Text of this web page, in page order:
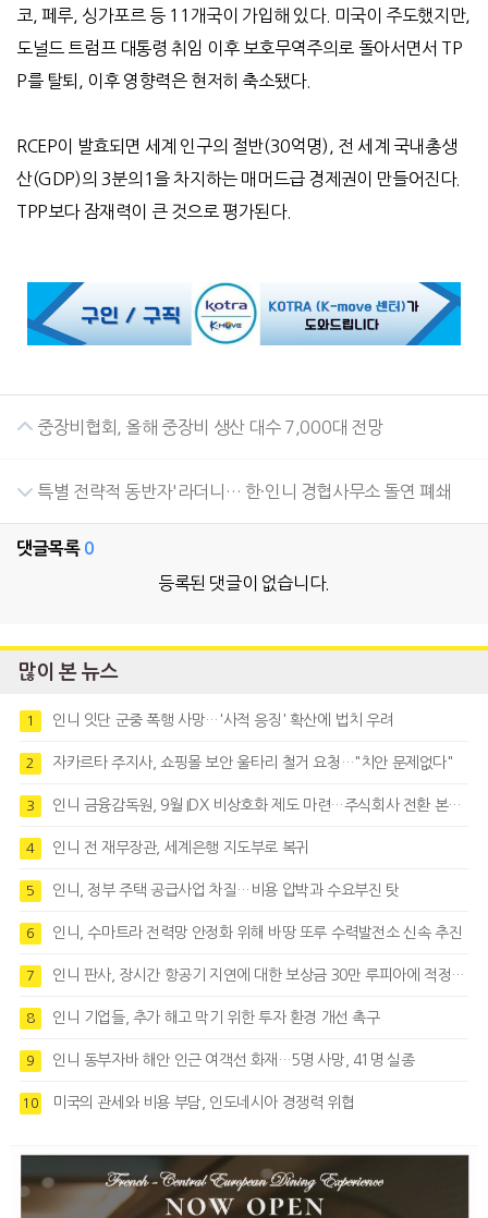
코, 페루, 싱가포르 등 11개국이 가입해 있다. 미국이 주도했지만,
도널드 트럼프 대통령 취임 이후 보호무역주의로 돌아서면서 TP
P를 탈퇴, 이후 영향력은 현저히 축소됐다.
RCEP이 발효되면 세계 인구의 절반(30억명), 전 세계 국내총생
산(GDP)의 3분의1을 차지하는 매머드급 경제권이 만들어진다.
TPP보다 잠재력이 큰 것으로 평가된다.
중장비협회, 올해 중장비 생산 대수 7,000대 전망
특별 전략적 동반자'라더니… 한·인니 경협사무소 돌연 폐쇄
댓글목록 0
등록된 댓글이 없습니다.
많이 본 뉴스
1 인니 잇단 군중 폭행 사망…'사적 응징' 확산에 법치 우려
2 자카르타 주지사, 쇼핑몰 보안 울타리 철거 요청…"치안 문제없다"
3 인니 금융감독원, 9월 IDX 비상호화 제도 마련…주식회사 전환 본격화
4 인니 전 재무장관, 세계은행 지도부로 복귀
5 인니, 정부 주택 공급사업 차질…비용 압박과 수요부진 탓
6 인니, 수마트라 전력망 안정화 위해 바땅 또루 수력발전소 신속 추진
7 인니 판사, 장시간 항공기 지연에 대한 보상금 30만 루피아에 적정성 제기
8 인니 기업들, 추가 해고 막기 위한 투자 환경 개선 촉구
9 인니 동부자바 해안 인근 여객선 화재…5명 사망, 41명 실종
10 미국의 관세와 비용 부담, 인도네시아 경쟁력 위협